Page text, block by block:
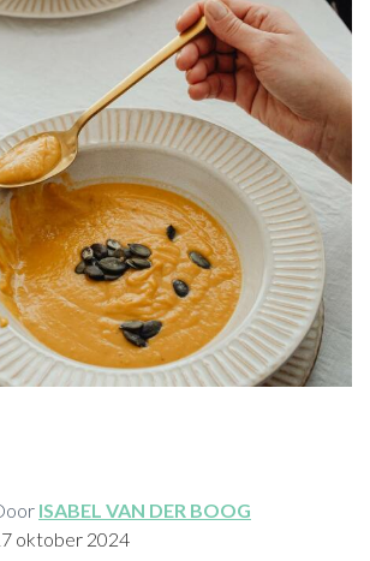
ISABEL VAN DER BOOG
oktober 2024